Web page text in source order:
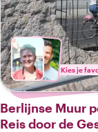
Kies je
Berlijnse Muur
Reis door de